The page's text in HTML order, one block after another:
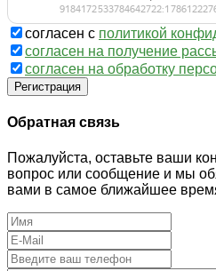
согласен с политикой
согласен на получение
согласен на обработку
Регистрация
Обратная связь
Пожалуйста, оставьте ваши
вопрос или сообщение и мы
вами в самое ближайшее